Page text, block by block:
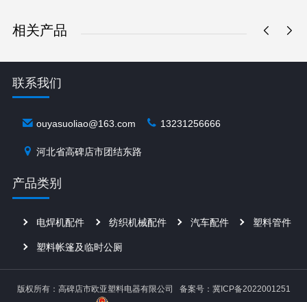
相关产品
联系我们
ouyasuoliao@163.com 13231256666
河北省高碑店市团结东路
产品类别
电焊机配件 纺织机械配件 汽车配件 塑料管件
塑料帐篷及临时公厕
版权所有：高碑店市欧亚塑料电器有限公司 备案号：冀ICP备2022001251